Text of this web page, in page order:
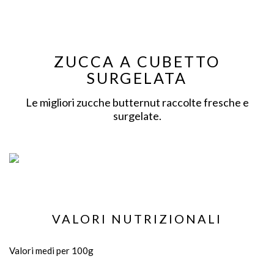
ZUCCA A CUBETTO
SURGELATA
Le migliori zucche butternut raccolte fresche e
surgelate.
VALORI NUTRIZIONALI
Valori medi per 100g